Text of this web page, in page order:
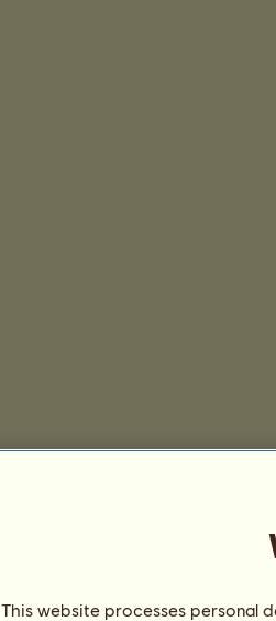
This website processes personal